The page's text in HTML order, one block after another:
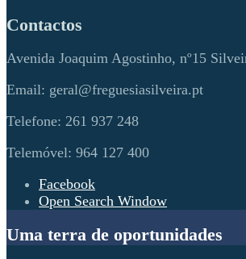
Contactos
Avenida Joaquim Agostinho, nº15
Email: geral@freguesiasilveira.pt
Telefone: 261 937 248
Telemóvel: 964 127 400
Facebook
Open Search Window
Uma terra de oportunidades